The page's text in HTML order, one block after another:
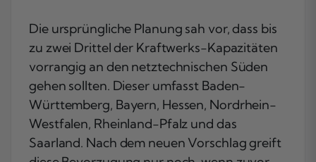
Die ursprüngliche Planung sah vor, dass bis
zu zwei Drittel der Kraftwerks-Kapazitäten
vorrangig an den netztechnischen Süden
gehen sollten. Dieser umfasst Baden-
Württemberg, Bayern, Hessen, Nordrhein-
Westfalen, Rheinland-Pfalz und das
Saarland. Nach dem neuen Vorschlag greift